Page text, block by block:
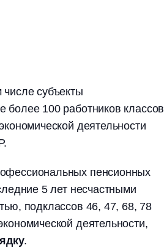
субъекты
более 100 работников классов
деятельности
пенсионных
5 лет несчастными
подклассов 46, 47, 68, 78
деятельности,
.